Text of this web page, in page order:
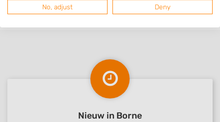
Nieuw in Borne
No, adjust Deny